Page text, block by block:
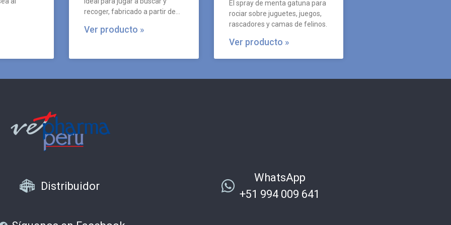
recoger, fabricado a partir de
Ver producto »
El spray de menta gatuna para
rociar sobre juguetes, juegos,
rascadores y camas de felinos.
Ver producto »
Distribuidor
WhatsApp
+51 994 009 641